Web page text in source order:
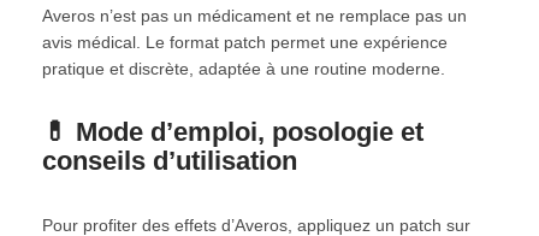
Averos n’est pas un médicament et ne remplace pas un
avis médical. Le format patch permet une expérience
pratique et discrète, adaptée à une routine moderne.
💊 Mode d’emploi, posologie et
conseils d’utilisation
Pour profiter des effets d’Averos, appliquez un patch sur